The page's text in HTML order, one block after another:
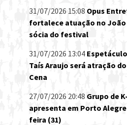
31/07/2026 15:08 Opus
fortalece atuação no João
sócia do festival
31/07/2026 13:04
Taís Araujo será atração do
Cena
27/07/2026 20:48 Grupo de
apresenta em Porto
feira (31)